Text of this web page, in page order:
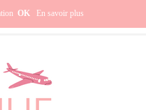
? OK En savoir plus